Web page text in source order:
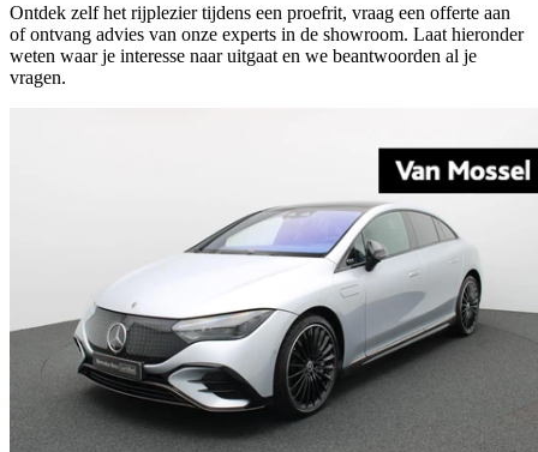
Ontdek zelf het rijplezier tijdens een proefrit, vraag een offerte aan
of ontvang advies van onze experts in de showroom. Laat hieronder
weten waar je interesse naar uitgaat en we beantwoorden al je
vragen.